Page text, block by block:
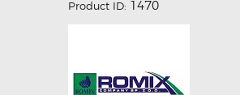
Product ID: 1470